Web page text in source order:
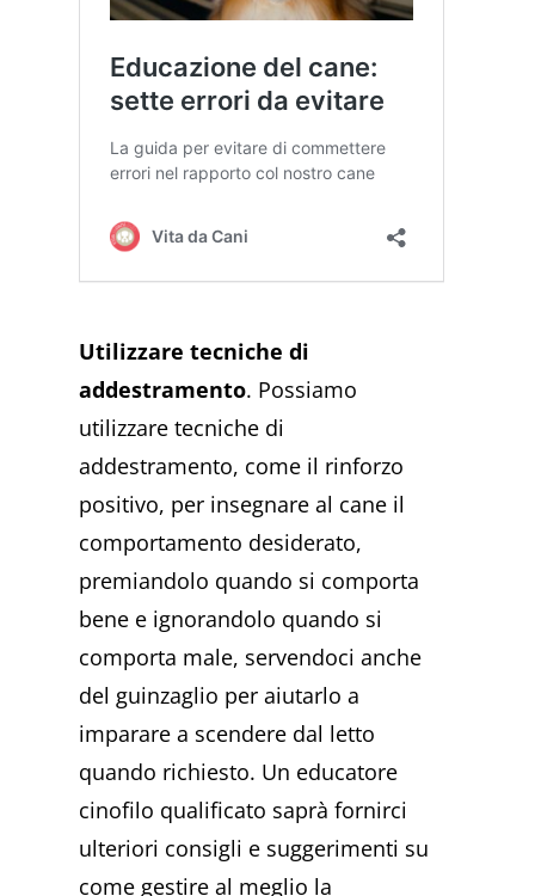
Utilizzare tecniche di
addestramento. Possiamo
utilizzare tecniche di
addestramento, come il rinforzo
positivo, per insegnare al cane il
comportamento desiderato,
premiandolo quando si comporta
bene e ignorandolo quando si
comporta male, servendoci anche
del guinzaglio per aiutarlo a
imparare a scendere dal letto
quando richiesto. Un educatore
cinofilo qualificato saprà fornirci
ulteriori consigli e suggerimenti su
come gestire al meglio la